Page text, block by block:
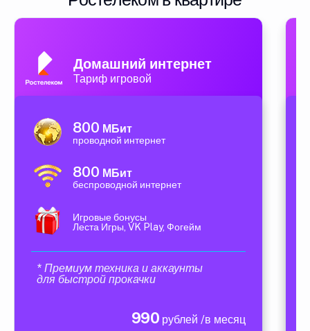
Домашний интернет
Тариф игровой
800 МБит
проводной интернет
800 МБит
беспроводной интернет
Игровые бонусы
Леста Игры, VK Play, Фогейм
* Премиум техника и аккаунты
для быстрой прокачки
990 рублей /в месяц